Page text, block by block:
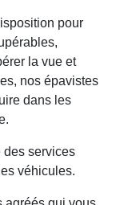
pour
la vue et
nos épavistes
dans les
des services
véhicules.